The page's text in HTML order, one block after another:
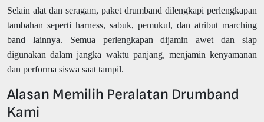
Selain alat dan seragam, paket drumband dilengkapi perlengkapan
tambahan seperti harness, sabuk, pemukul, dan atribut marching
band lainnya. Semua perlengkapan dijamin awet dan siap
digunakan dalam jangka waktu panjang, menjamin kenyamanan
dan performa siswa saat tampil.
Alasan Memilih Peralatan Drumband
Kami